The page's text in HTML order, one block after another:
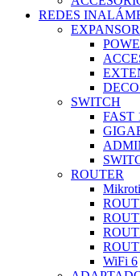
REDES
SWITCH
FAST
ROUTER
WiFi 6